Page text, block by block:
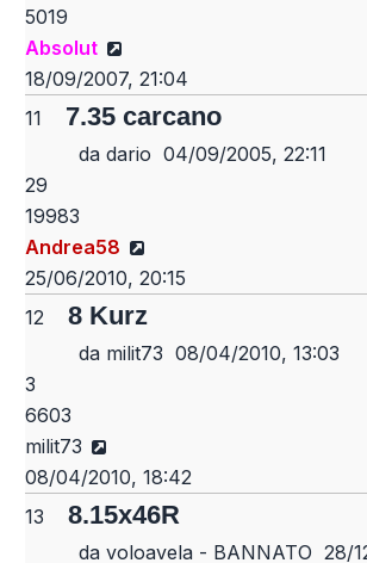
5019
Absolut
18/09/2007, 21:04
11 7.35 carcano
da dario 04/09/2005, 22:11
29
19983
Andrea58
25/06/2010, 20:15
12 8 Kurz
da milit73 08/04/2010, 13:03
3
6603
milit73
08/04/2010, 18:42
13 8.15x46R
da voloavela - BANNATO 28/